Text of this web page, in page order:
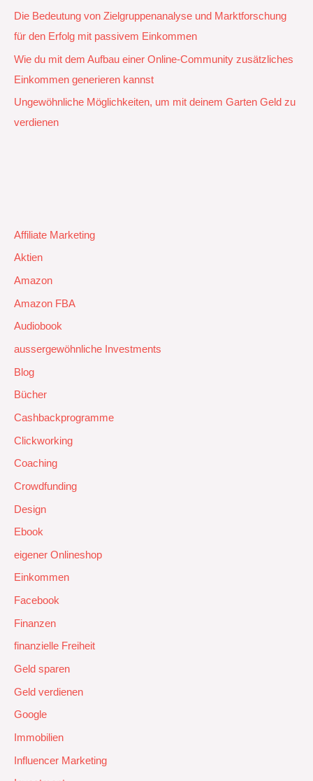
Die Bedeutung von Zielgruppenanalyse und Marktforschung
für den Erfolg mit passivem Einkommen
Wie du mit dem Aufbau einer Online-Community zusätzliches
Einkommen generieren kannst
Ungewöhnliche Möglichkeiten, um mit deinem Garten Geld zu
verdienen
Affiliate Marketing
Aktien
Amazon
Amazon FBA
Audiobook
aussergewöhnliche Investments
Blog
Bücher
Cashbackprogramme
Clickworking
Coaching
Crowdfunding
Design
Ebook
eigener Onlineshop
Einkommen
Facebook
Finanzen
finanzielle Freiheit
Geld sparen
Geld verdienen
Google
Immobilien
Influencer Marketing